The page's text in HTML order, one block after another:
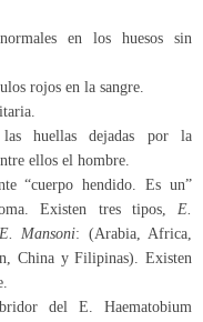
en los huesos sin
rojos en la sangre.
las huellas dejadas por la
ellos el hombre.
“cuerpo hendido. Es un”
Existen tres tipos, E.
E. Mansoni: (Arabia, Africa,
China y Filipinas). Existen
del E. Haematobium